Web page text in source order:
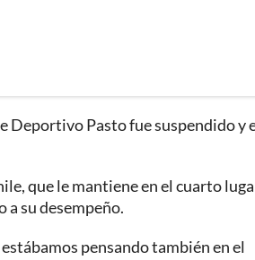
Deportivo Pasto fue suspendido y
que le mantiene en el cuarto
a su desempeño.
pensando también en el